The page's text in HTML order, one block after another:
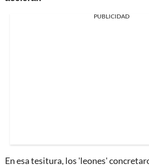
PUBLICIDAD
En esa tesitura, los 'leones'